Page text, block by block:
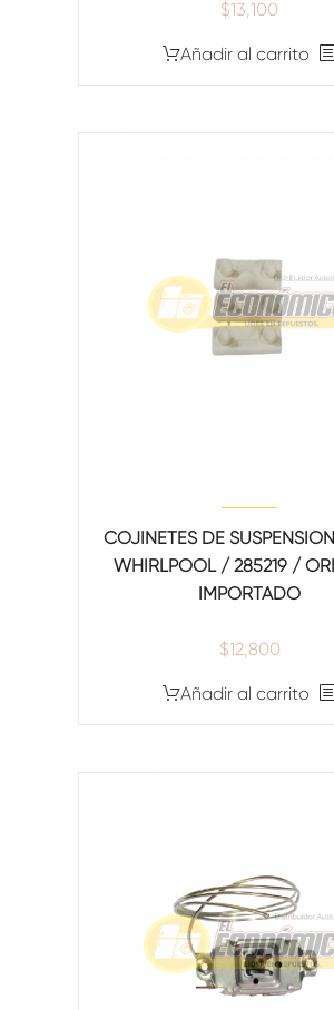
$13,100
Añadir al carrito
COJINETES DE
WHIRLPOOL / 285219 /
IMPORTADO
$12,800
Añadir al carrito